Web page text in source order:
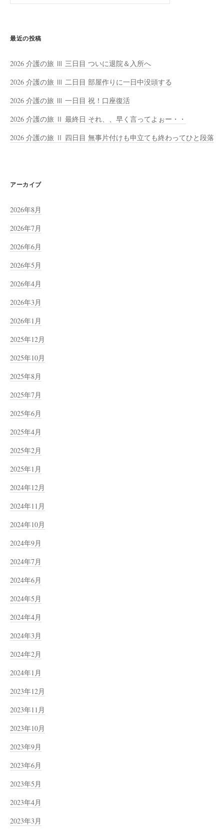
索:
最近の投稿
2026 介護の旅 Ⅲ 三日目 ついに退院＆入所へ
2026 介護の旅 Ⅲ 二日目 部屋作りに一日中没頭する
2026 介護の旅 Ⅲ 一日目 祝！口座復活
2026 介護の旅 Ⅱ 最終日 それ、、早く言ってよぉー・・
2026 介護の旅 Ⅱ 四日目 無事片付けも申立ても終わってひと段落
アーカイブ
2026年8月
2026年7月
2026年6月
2026年5月
2026年4月
2026年3月
2026年1月
2025年12月
2025年10月
2025年8月
2025年7月
2025年6月
2025年4月
2025年2月
2025年1月
2024年12月
2024年11月
2024年10月
2024年9月
2024年7月
2024年6月
2024年5月
2024年4月
2024年3月
2024年2月
2024年1月
2023年12月
2023年11月
2023年10月
2023年9月
2023年6月
2023年5月
2023年4月
2023年3月